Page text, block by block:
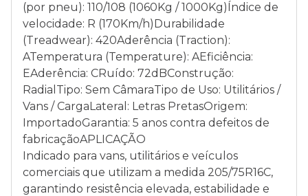
(por pneu): 110/108 (1060Kg / 1000Kg)Índice de
velocidade: R (170Km/h)Durabilidade
(Treadwear): 420Aderência (Traction):
ATemperatura (Temperature): AEficiência:
EAderência: CRuído: 72dBConstrução:
RadialTipo: Sem CâmaraTipo de Uso: Utilitários /
Vans / CargaLateral: Letras PretasOrigem:
ImportadoGarantia: 5 anos contra defeitos de
fabricaçãoAPLICAÇÃO
Indicado para vans, utilitários e veículos
comerciais que utilizam a medida 205/75R16C,
garantindo resistência elevada, estabilidade e